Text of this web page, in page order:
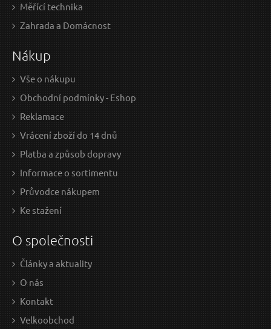
Měřící technika
Zahrada a Domácnost
Nákup
Vše o nákupu
Obchodní podmínky - Eshop
Reklamace
Vrácení zboží do 14 dnů
Platba a způsob dopravy
Informace o sortimentu
Průvodce nákupem
Ke stažení
O společnosti
Články a aktuality
O nás
Kontakt
Velkoobchod